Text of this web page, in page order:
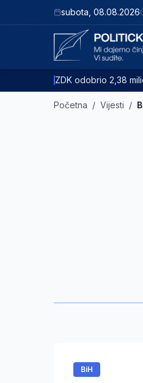
subota 08.08.2026
ZDK odobrio 2,38
Početna / Vijesti /
BiH